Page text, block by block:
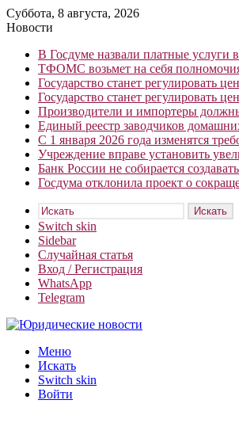
Суббота, 8 августа, 2026
Новости
В Госдуме назвали платные
ТФОМС возьмет на себя
Государство станет регулировать
Государство станет регулировать
Производители и импортеры
Единый реестр заводчиков
С 1 января 2026 года изменятся
Учреждение вправе установить
Банк России не собирается
Госдума отклонила проект о
Искать
Switch skin
Sidebar
Случайная статья
Вход / Регистрация
WhatsApp
Telegram
Меню
Искать
Switch skin
Войти